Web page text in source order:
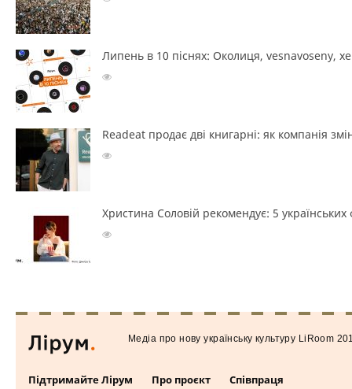
Липень в 10 піснях: Околиця, vesnavoseny,
Readeat продає дві книгарні: як компанія
Христина Соловій рекомендує: 5 українських
Підтримайте Лірум Про проєкт Співпраця
Медiа про нову українську культуру LiRoom